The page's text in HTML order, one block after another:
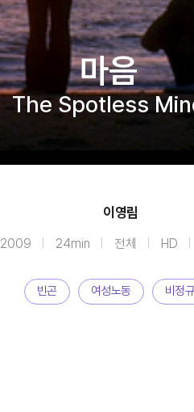
마음
The Spotless
이영림
2009 24min 전체 HD
빈곤 여성노동 비정